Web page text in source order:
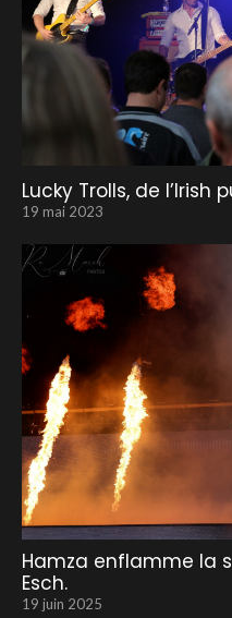
Lucky Trolls, de l’Irish
19 mai 2023
Hamza enflamme la
Esch.
19 juin 2025